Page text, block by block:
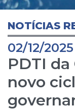
NOTÍCIAS
02/12/2025
PDTI da
novo